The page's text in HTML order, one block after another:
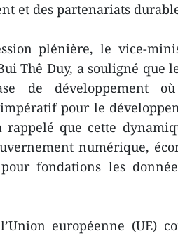
et des partenariats
plénière, le vice-
Thê Duy, a souligné que
de développement
pour le
que cette
numérique,
fondations les
européenne (UE)